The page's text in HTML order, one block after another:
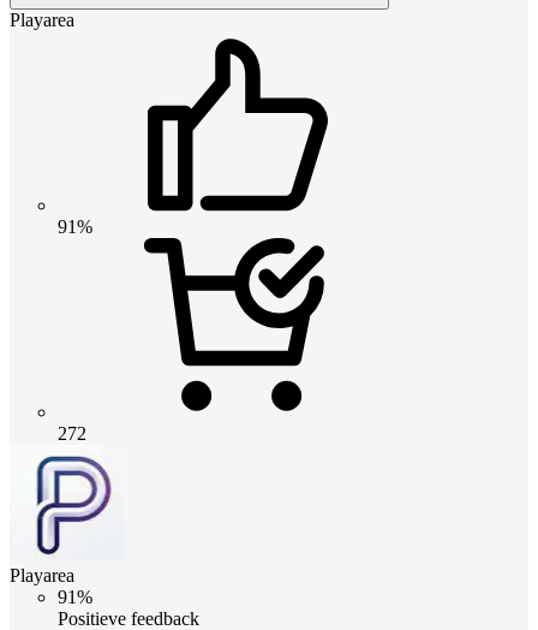
Playarea
91%
272
Playarea
91%
Positieve feedback